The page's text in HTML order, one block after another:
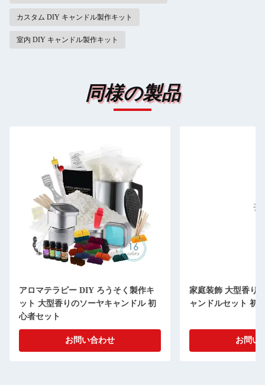
カスタム DIY キャンドル製作キット
室内 DIY キャンドル製作キット
同様の製品
ろうそく製作キ
ーヤキャンドル 初
家庭装飾 大型香りキャンドル ダイキ
ャンドルセット 初心者向け